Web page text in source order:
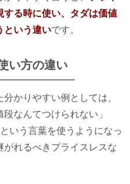
する時に使い、タダは価値
という違いです。
い方の違い
かりやすい例としては、
なんてつけられない」
いう言葉を使うようになっ
れるべきプライスレスな